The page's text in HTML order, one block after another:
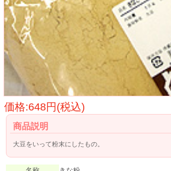
価格:648円(税込)
商品説明
大豆をいって粉末にしたもの。